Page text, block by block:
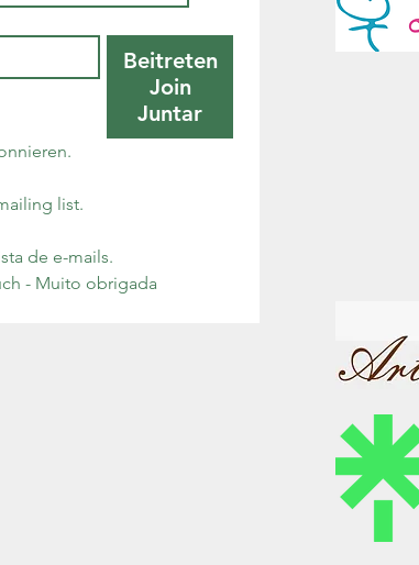
Beitreten
Join
Juntar
list.
- Muito obrigada